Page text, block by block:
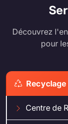
Découvrez
pour
Centre de